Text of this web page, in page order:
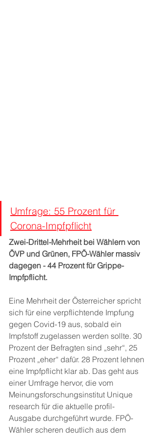
Umfrage: 55 Prozent für
Corona-Impfpflicht
Zwei-Drittel-Mehrheit bei Wählern von
ÖVP und Grünen, FPÖ-Wähler massiv
dagegen - 44 Prozent für Grippe-
Impfpflicht.
Eine Mehrheit der Österreicher spricht
sich für eine verpflichtende Impfung
gegen Covid-19 aus, sobald ein
Impfstoff zugelassen werden sollte. 30
Prozent der Befragten sind „sehr“, 25
Prozent „eher“ dafür. 28 Prozent lehnen
eine Impfpflicht klar ab. Das geht aus
einer Umfrage hervor, die vom
Meinungsforschungsinstitut Unique
research für die aktuelle profil-
Ausgabe durchgeführt wurde. FPÖ-
Wähler scheren deutlich aus dem